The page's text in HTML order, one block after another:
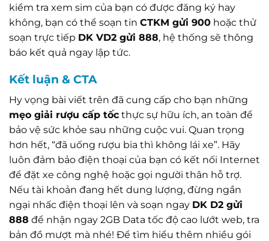
kiểm tra xem sim của bạn có được đăng ký hay
không, bạn có thể soạn tin CTKM gửi 900 hoặc thử
soạn trực tiếp DK VD2 gửi 888, hệ thống sẽ thông
báo kết quả ngay lập tức.
Kết luận & CTA
Hy vọng bài viết trên đã cung cấp cho bạn những
mẹo giải rượu cấp tốc thực sự hữu ích, an toàn để
bảo vệ sức khỏe sau những cuộc vui. Quan trọng
hơn hết, “đã uống rượu bia thì không lái xe”. Hãy
luôn đảm bảo điện thoại của bạn có kết nối Internet
để đặt xe công nghệ hoặc gọi người thân hỗ trợ.
Nếu tài khoản đang hết dung lượng, đừng ngần
ngại nhấc điện thoại lên và soạn ngay DK D2 gửi
888 để nhận ngay 2GB Data tốc độ cao lướt web, tra
bản đồ mượt mà nhé! Để tìm hiểu thêm nhiều gói